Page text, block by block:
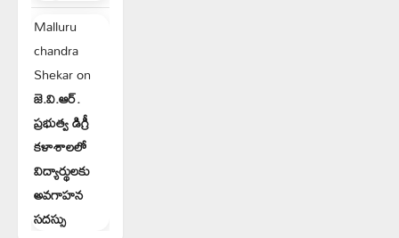
Malluru
chandra
Shekaron
జె.వి.ఆర్.
ప్రభుత్వ డిగ్రీ
కళాశాలలో
విద్యార్థులకు
అవగాహన
సదస్సు